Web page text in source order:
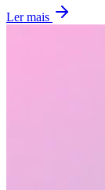
Ler mais